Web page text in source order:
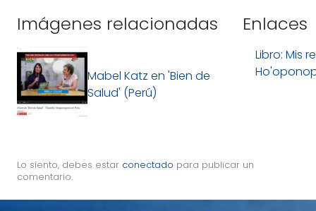
Imágenes relacionadas
Mabel Katz en 'Bien de
Salud' (Perú)
Enlaces
Libro: Mis
Lo siento, debes estar conectado para publicar un
comentario.